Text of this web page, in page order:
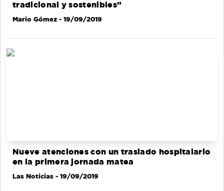
tradicional y sostenibles”
Mario Gómez - 19/09/2019
Nueve atenciones con un traslado hospitalario
en la primera jornada matea
Las Noticias - 19/09/2019